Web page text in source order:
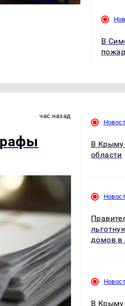
В
час назад
В Крыму
области
домов
В Крыму